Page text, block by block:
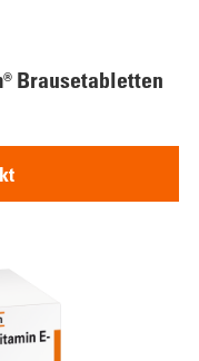
Brausetabletten